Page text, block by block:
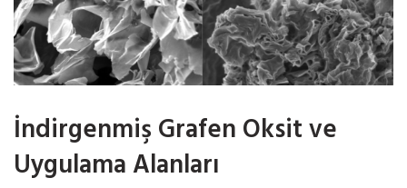
İndirgenmiş Grafen Oksit ve
Uygulama Alanları